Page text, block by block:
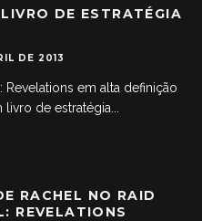
DE ESTRATÉGIA
DE 2013
Revelations em alta definição
livro de estratégia
RACHEL NO RAID
REVELATIONS